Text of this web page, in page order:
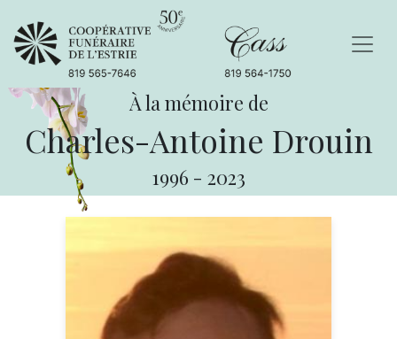
À la mémoire de
Charles-Antoine Drouin
1996 - 2023